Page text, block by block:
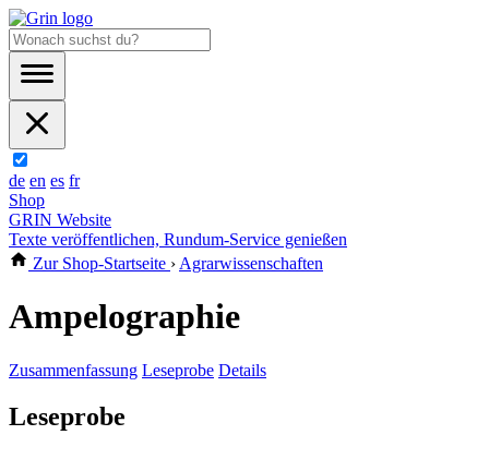
de en es fr
Shop
GRIN Website
Texte veröffentlichen, Rundum-Service genießen
Zur Shop-Startseite › Agrarwissenschaften
Ampelographie
Zusammenfassung Leseprobe Details
Leseprobe